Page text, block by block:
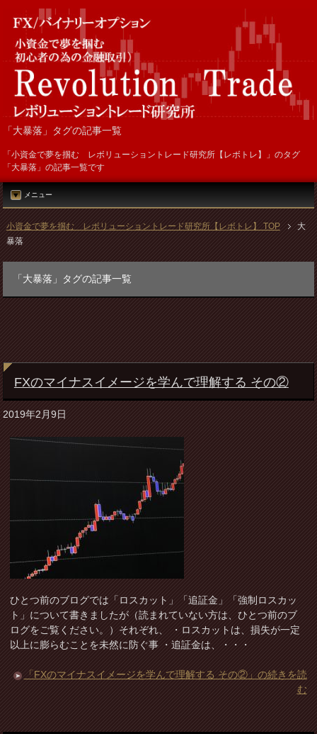
「大暴落」タグの記事一覧
「小資金で夢を掴む レボリューショントレード研究所【レボトレ】」のタグ
「大暴落」の記事一覧です
メニュー
小資金で夢を掴む レボリューショントレード研究所【レボトレ】 TOP
大
暴落
「大暴落」タグの記事一覧
FXのマイナスイメージを学んで理解する その②
2019年2月9日
ひとつ前のブログでは「ロスカット」「追証金」「強制ロスカッ
ト」について書きましたが（読まれていない方は、ひとつ前のブ
ログをご覧ください。）それぞれ、 ・ロスカットは、損失が一定
以上に膨らむことを未然に防ぐ事 ・追証金は、・・・
「FXのマイナスイメージを学んで理解する その②」の続きを読
む